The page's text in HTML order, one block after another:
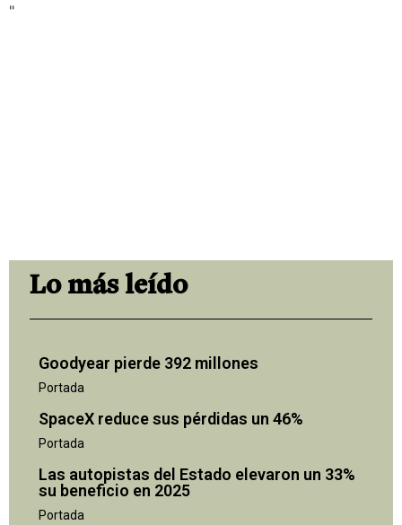
"
Lo más leído
Goodyear pierde 392 millones
Portada
SpaceX reduce sus pérdidas un 46%
Portada
Las autopistas del Estado elevaron un 33%
su beneficio en 2025
Portada